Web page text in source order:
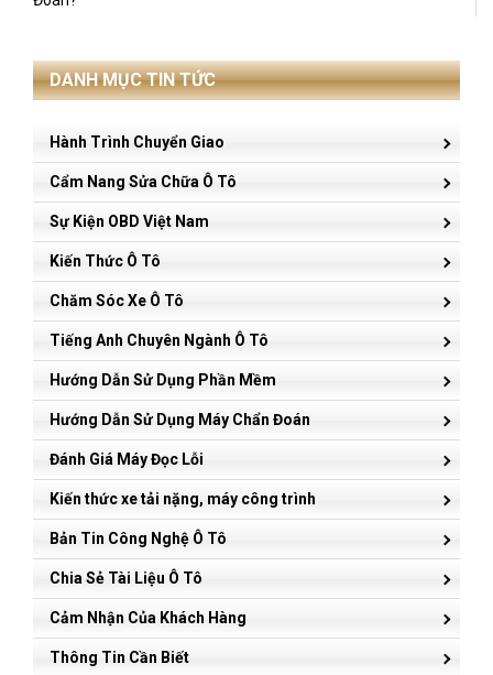
DANH MỤC TIN TỨC
Hành Trình Chuyển Giao
Cẩm Nang Sửa Chữa Ô Tô
Sự Kiện OBD Việt Nam
Kiến Thức Ô Tô
Chăm Sóc Xe Ô Tô
Tiếng Anh Chuyên Ngành Ô Tô
Hướng Dẫn Sử Dụng Phần Mềm
Hướng Dẫn Sử Dụng Máy Chẩn Đoán
Đánh Giá Máy Đọc Lỗi
Kiến thức xe tải nặng, máy công trình
Bản Tin Công Nghệ Ô Tô
Chia Sẻ Tài Liệu Ô Tô
Cảm Nhận Của Khách Hàng
Thông Tin Cần Biết